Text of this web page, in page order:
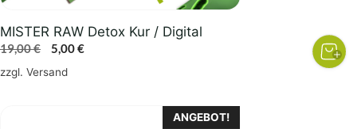
MISTER RAW Detox Kur / Digital
19,00€
Ursprünglicher
Preis
5,00€Aktueller
zzgl. Versand
ANGEBOT!